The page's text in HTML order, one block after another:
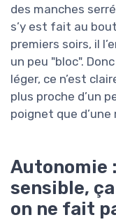
des manches
s’y est fait au
premiers soirs, il
un peu "bloc".
léger, ce n’est
plus proche d’un
poignet que
Autonomie
sensible,
on ne fait